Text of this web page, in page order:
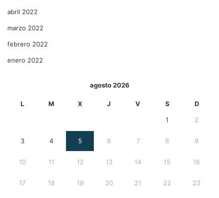
abril 2022
marzo 2022
febrero 2022
enero 2022
agosto 2026
L M X J V S D
1 2
3 4 5 6 7 8 9
10 11 12 13 14 15 16
17 18 19 20 21 22 23